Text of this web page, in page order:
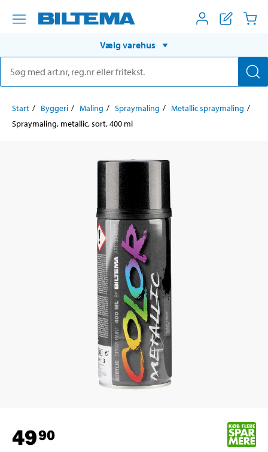
Vælg varehus
Start Byggeri Maling Spraymaling
Metallic spraymaling
Spraymaling, metallic, sort, 400 ml
4990